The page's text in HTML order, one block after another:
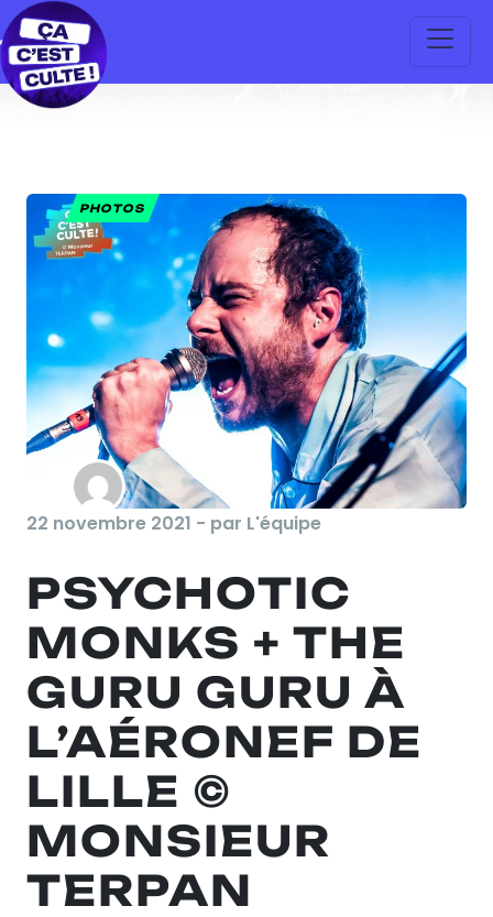
PHOTOS
22 novembre 2021 - par L'équipe
PSYCHOTIC
MONKS + THE
GURU GURU À
L’AÉRONEF DE
LILLE ©
MONSIEUR
TERPAN